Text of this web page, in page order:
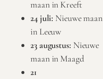
maan in Kreeft
24 juli: Nieuwe maan
in Leeuw
23 augustus: Nieuwe
maan in Maagd
21